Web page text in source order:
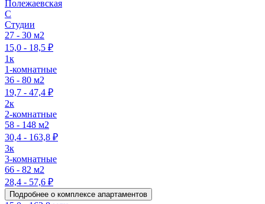
Полежаевская
C
Студии
27 - 30 м2
15,0 - 18,5 ₽
1к
1-комнатные
36 - 80 м2
19,7 - 47,4 ₽
2к
2-комнатные
58 - 148 м2
30,4 - 163,8 ₽
3к
3-комнатные
66 - 82 м2
28,4 - 57,6 ₽
Подробнее о комплексе апартаментов